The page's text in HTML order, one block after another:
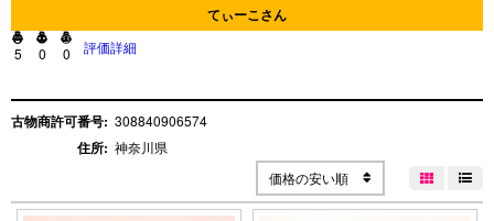
てぃーこさん

5

0

0 評価詳細
古物商許可番号: 308840906574
住所: 神奈川県
価格の安い順
 